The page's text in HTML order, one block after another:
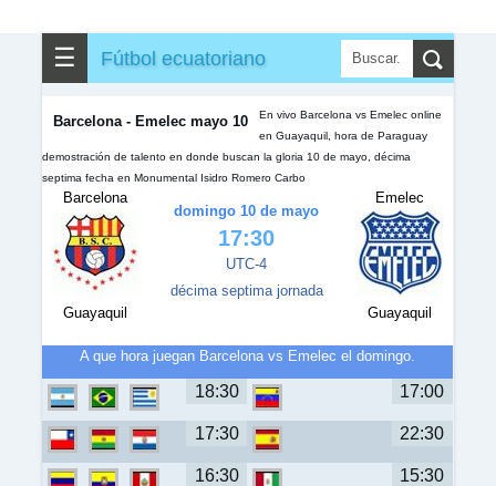
☰ Fútbol ecuatoriano
Barcelona - Emelec mayo 10
En vivo Barcelona vs Emelec online
en Guayaquil, hora de Paraguay
demostración de talento en donde buscan la gloria 10 de mayo, décima
septima fecha en Monumental Isidro Romero Carbo
Barcelona
Guayaquil
domingo 10 de mayo
17:30
UTC-4
décima septima jornada
Emelec
Guayaquil
A que hora juegan Barcelona vs Emelec el domingo.
18:30 17:00
17:30 22:30
16:30 15:30